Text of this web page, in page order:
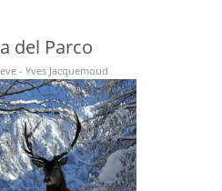
del Parco
- Yves Jacquemoud